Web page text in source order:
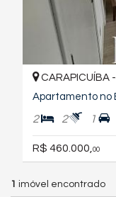
CARAPICUÍBA -
2 2 1
R$ 460.000, 00
1 imóvel encontrado